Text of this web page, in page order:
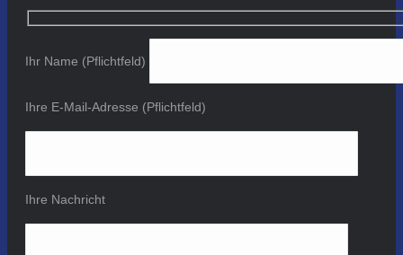
Ihr Name (Pflichtfeld)
Ihre E-Mail-Adresse (Pflichtfeld)
Ihre Nachricht